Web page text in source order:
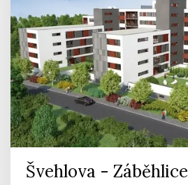
Švehlova - Záběhlice